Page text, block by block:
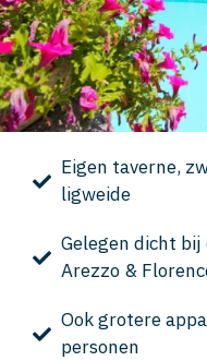
Eigen taverne,
ligweide
Gelegen dicht bij
Arezzo &
Ook grotere
personen